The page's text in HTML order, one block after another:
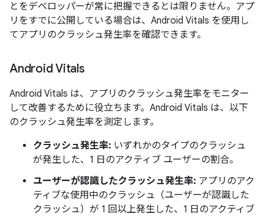
とをデベロッパーが常に把握できるとは限りません。アプ
リをすでに公開している場合は、Android Vitals を使用し
てアプリのクラッシュ発生率を確認できます。
Android Vitals
Android Vitals は、アプリのクラッシュ発生率をモニター
して改善するために役立ちます。Android Vitals は、以下
のクラッシュ発生率を測定します。
クラッシュ発生率: いずれかのタイプのクラッシュ
が発生した、1 日のアクティブ ユーザーの割合。
ユーザーが認識したクラッシュ発生率: アプリのアク
ティブな使用中のクラッシュ（ユーザーが認識した
クラッシュ）が 1 回以上発生した、1 日のアクティブ